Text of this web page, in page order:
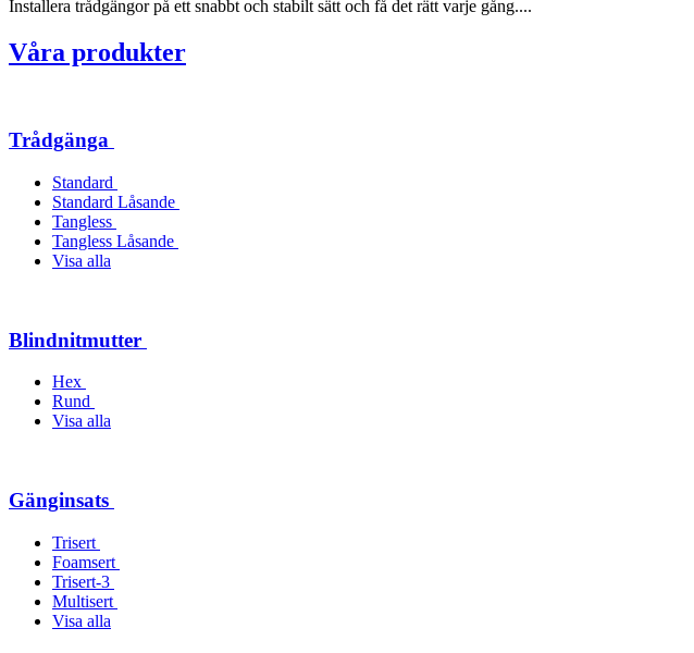
Installera trådgängor på ett snabbt och stabilt sätt och få det rätt varje gång....
Våra produkter
Trådgänga
Standard
Standard Låsande
Tangless
Tangless Låsande
Visa alla
Blindnitmutter
Hex
Rund
Visa alla
Gänginsats
Trisert
Foamsert
Trisert-3
Multisert
Visa alla